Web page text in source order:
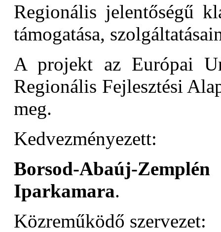
Regionális jelentőségű
támogatása,
A projekt az Európai
Regionális Fejlesztési
meg.
Kedvezményezett:
Borsod-Abaúj-
Iparkamara.
Közreműködő szervezet: